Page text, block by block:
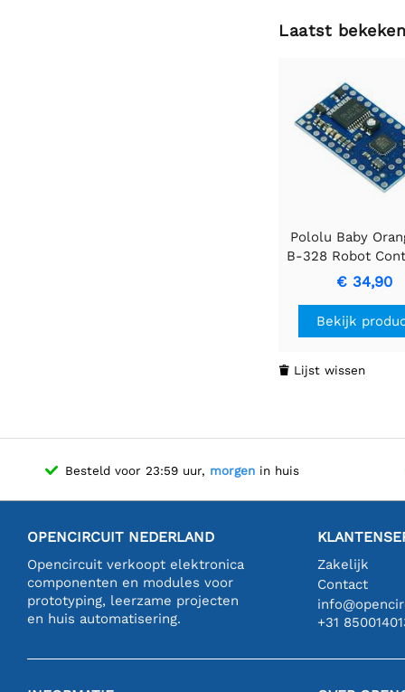
Laatst bekeken
Pololu Baby
B-328 Robot
- ATmega328P +
driver (2ch)
€ 34,90
Bekijk
 Lijst wissen
Besteld voor 23:59 uur, morgen in huis
OPENCIRCUIT NEDERLAND
Opencircuit verkoopt elektronica
componenten en modules voor
prototyping, leerzame projecten
en huis automatisering.
Zakelijk
Contact
+31